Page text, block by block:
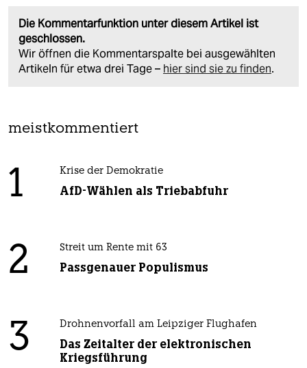
Die Kommentarfunktion unter diesem Artikel ist
geschlossen.
Wir öffnen die Kommentarspalte bei ausgewählten
Artikeln für etwa drei Tage – hier sind sie zu finden.
meistkommentiert
1 Krise der Demokratie
AfD-Wählen als Triebabfuhr
2 Streit um Rente mit 63
Passgenauer Populismus
3 Drohnenvorfall am Leipziger Flughafen
Das Zeitalter der elektronischen
Kriegsführung